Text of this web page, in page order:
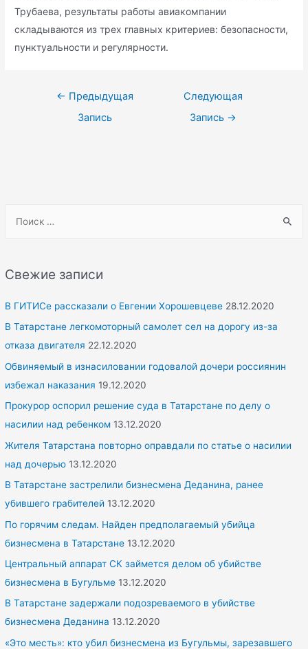
r
h
f
o
r
Свежие записи
В ГИТИСе рассказали о Евгении Хорошевцеве 28.12.2020
В Татарстане легкомоторный самолет сел на дорогу из-за
отказа двигателя 22.12.2020
Обвиняемый в изнасиловании годовалой дочери россиянин
избежал наказания 19.12.2020
Прокурор оспорил решение суда в Татарстане по делу о
насилии над ребенком 13.12.2020
Жителя Татарстана повторно оправдали по статье о насилии
над дочерью 13.12.2020
В Татарстане застрелили бизнесмена Деданина, ранее
убившего грабителей 13.12.2020
По горячим следам. Найден предполагаемый убийца
бизнесмена в Татарстане 13.12.2020
Центральный аппарат СК займется делом об убийстве
бизнесмена в Бугульме 13.12.2020
В Татарстане задержали подозреваемого в убийстве
бизнесмена Деданина 13.12.2020
«Это месть»: кто убил бизнесмена из Бугульмы, зарезавшего
Трубаева, результаты работы авиакомпании
складываются из трех главных критериев: безопасности,
пунктуальности и регулярности.
Навигация
← Предыдущая
Запись
Следующая
Запись →